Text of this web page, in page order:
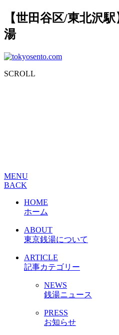
【世田谷区/東北沢駅
湯
SCROLL
MENU
BACK
HOME
ホーム
ABOUT
東京銭湯について
ARTICLE
記事カテゴリー
NEWS
銭湯ニュース
PRESS
お知らせ